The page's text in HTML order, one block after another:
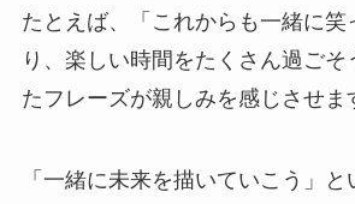
たとえば、
「これからも一緒に
り、楽しい時間をたくさん過ごそ
たフレーズが親しみを感じさせま
「一緒に未来を描いていこう」